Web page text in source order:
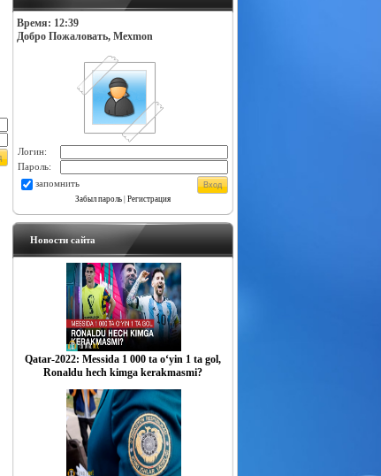
Время: 12:39
Добро Пожаловать, Mexmon
Логин:
Пароль:
запомнить
Забыл пароль| Регистрация
Новости сайта
Qatar-2022: Messida 1 000 ta o‘yin 1 ta gol,
Ronaldu hech kimga kerakmasmi?